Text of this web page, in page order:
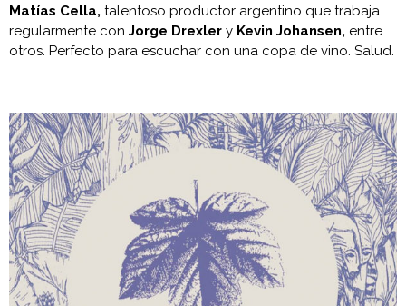
Matías Cella, talentoso productor argentino que trabaja
regularmente con Jorge Drexler y Kevin Johansen, entre
otros. Perfecto para escuchar con una copa de vino. Salud.